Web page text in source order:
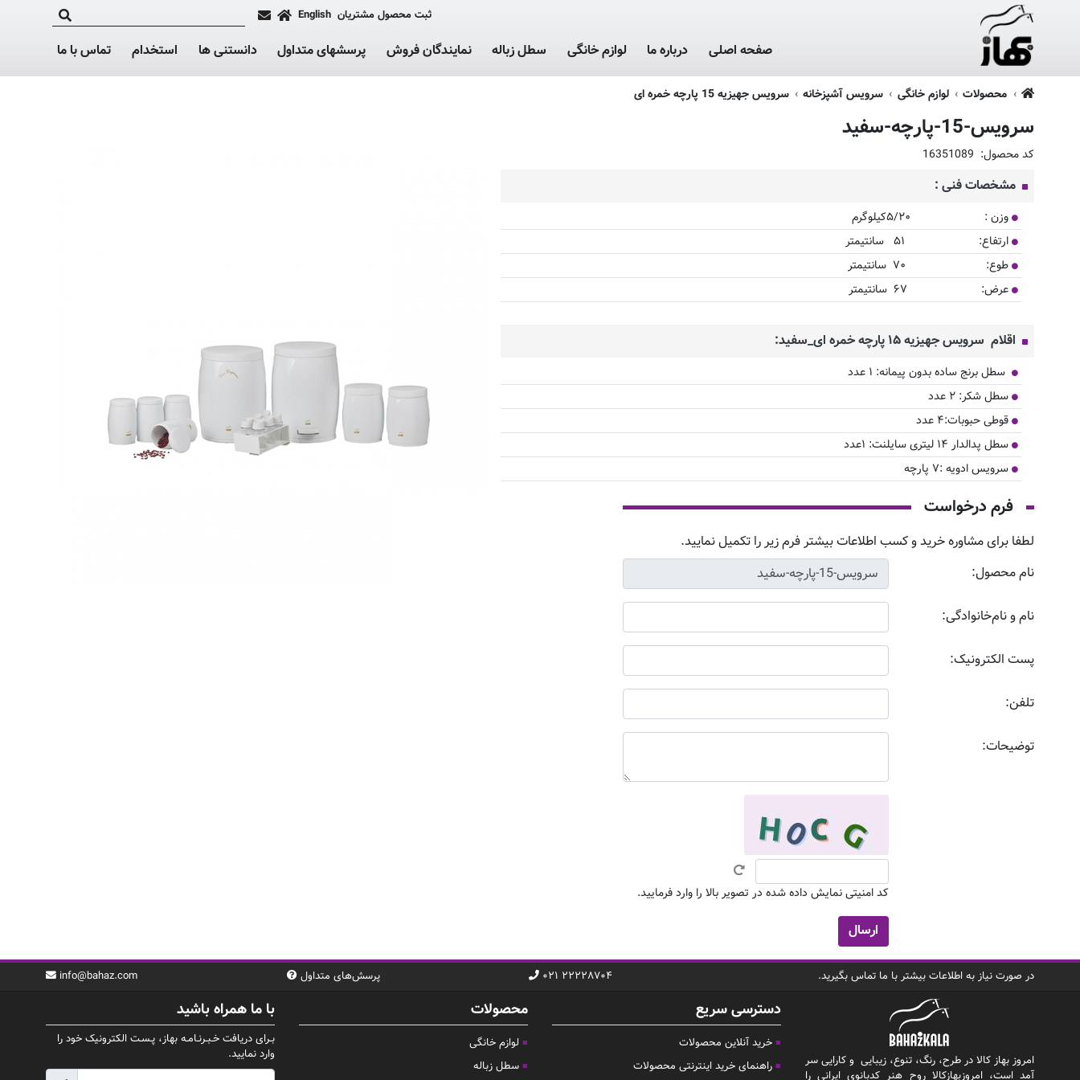
ثبت محصول مشتریان English
صفحه اصلی درباره ما لوازم خانگی سطل زباله نمایندگان فروش پرسشهای متداول دانستنی ها استخدام تماس با ما
محصولات لوازم خانگی سرویس آشپزخانه سرویس جهیزیه 15 پارچه خمره ای
سرویس-15-پارچه-سفید
کد محصول: 16351089
مشخصات فنی :
وزن : ۵/۲۰کیلوگرم
ارتفاع: ۵۱ سانتیمتر
طوع: ۷۰ سانتیمتر
عرض: ۶۷ سانتیمتر
اقلام سرویس جهیزیه ۱۵ پارچه خمره ای_سفید:
سطل برنج ساده بدون پیمانه: ۱ عدد
سطل شکر: ۲ عدد
قوطی حبوبات:۴ عدد
سطل پدالدار ۱۴ لیتری سایلنت: ۱عدد
سرویس ادویه :۷ پارچه
فرم درخواست
لطفا برای مشاوره خرید و کسب اطلاعات بیشتر فرم زیر را تکمیل نمایید.
نام محصول:
نام و نام‌خانوادگی:
پست الکترونیک:
تلفن:
توضیحات:
کد امنیتی نمایش داده شده در تصویر بالا را وارد فرمایید.
در صورت نیاز به اطلاعات بیشتر با ما تماس بگیرید. info@bahaz.com پرسش‌های متداول ۰۲۱ ۲۲۲۲۸۷۰۴
امروز بهاز کالا در طرح، رنگ، تنوع، زیبایی و کارایی سر
آمد است، امروزبهازکالا روح هنر کدبانوی ایرانی را
دسترسی سریع
خرید آنلاین محصولات
راهنمای خرید اینترنتی محصولات
محصولات
لوازم خانگی
سطل زباله
با ما همراه باشید
بـرای دریافت خـبـرنـامـه بهاز، پـسـت الکترونیک خود را
وارد نمایید.